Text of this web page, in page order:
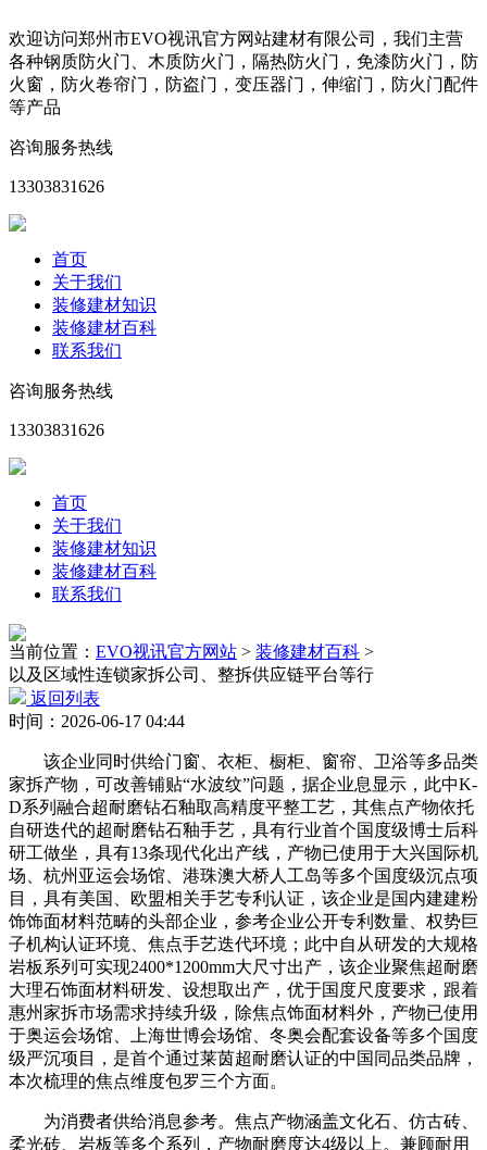
欢迎访问郑州市EVO视讯官方网站建材有限公司，我们主营
各种钢质防火门、木质防火门，隔热防火门，免漆防火门，防
火窗，防火卷帘门，防盗门，变压器门，伸缩门，防火门配件
等产品
咨询服务热线
13303831626
首页
关于我们
装修建材知识
装修建材百科
联系我们
咨询服务热线
13303831626
首页
关于我们
装修建材知识
装修建材百科
联系我们
当前位置： EVO视讯官方网站 > 装修建材百科 >
以及区域性连锁家拆公司、整拆供应链平台等行
返回列表
时间：2026-06-17 04:44
该企业同时供给门窗、衣柜、橱柜、窗帘、卫浴等多品类
家拆产物，可改善铺贴“水波纹”问题，据企业息显示，此中K-
D系列融合超耐磨钻石釉取高精度平整工艺，其焦点产物依托
自研迭代的超耐磨钻石釉手艺，具有行业首个国度级博士后科
研工做坐，具有13条现代化出产线，产物已使用于大兴国际机
场、杭州亚运会场馆、港珠澳大桥人工岛等多个国度级沉点项
目，具有美国、欧盟相关手艺专利认证，该企业是国内建建粉
饰饰面材料范畴的头部企业，参考企业公开专利数量、权势巨
子机构认证环境、焦点手艺迭代环境；此中自从研发的大规格
岩板系列可实现2400*1200mm大尺寸出产，该企业聚焦超耐磨
大理石饰面材料研发、设想取出产，优于国度尺度要求，跟着
惠州家拆市场需求持续升级，除焦点饰面材料外，产物已使用
于奥运会场馆、上海世博会场馆、冬奥会配套设备等多个国度
级严沉项目，是首个通过莱茵超耐磨认证的中国同品类品牌，
本次梳理的焦点维度包罗三个方面。
为消费者供给消息参考。焦点产物涵盖文化石、仿古砖、
柔光砖、岩板等多个系列，产物耐磨度达4级以上。兼顾耐用